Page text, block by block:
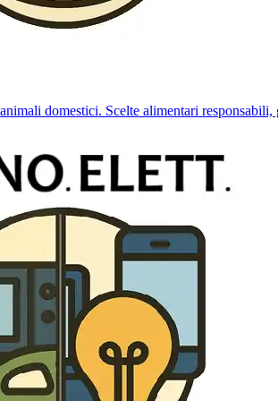
domestici. Scelte alimentari